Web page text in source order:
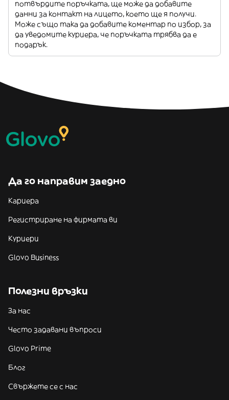
потвърдите поръчката, ще може да добавите
данни за контакт на лицето, което ще я получи.
Може също така да добавите коментар по избор, за
да уведомите куриера, че поръчката трябва да е
подарък.
Да го направим заедно
Кариера
Регистриране на фирмата ви
Куриери
Glovo Business
Полезни връзки
За нас
Често задавани въпроси
Glovo Prime
Блог
Свържете се с нас